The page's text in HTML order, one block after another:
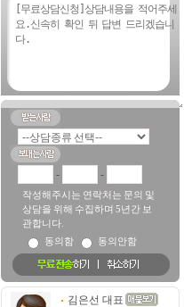
- -
작성해주시는 연락처는 문의 및
상담을 위해 수집하며 5년간 보
관합니다.
동의함
동의안함
김은선 대표